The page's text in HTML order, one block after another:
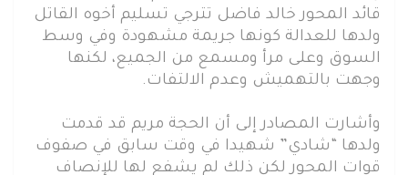
قائد المحور خالد فاضل تترجي تسليم أخوه القاتل
ولدها للعدالة كونها جريمة مشهودة وفي وسط
السوق وعلى مرأ ومسمع من الجميع، لكنها
وجهت بالتهميش وعدم الالتفات.
وأشارت المصادر إلى أن الحجة مريم قد قدمت
ولدها “شادي” شهيدا في وقت سابق في صفوف
قوات المحور لكن ذلك لم يشفع لها للإنصاف